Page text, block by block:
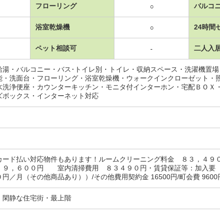
フローリング ○ バルコ
浴室乾燥機 ○ 24時間
ペット相談可 - 二人入
湯・バルコニー・バス･トイレ別・トイレ・収納スペース・洗濯機置
・洗面台・フローリング・浴室乾燥機・ウォークインクローゼット・
洗浄便座・カウンターキッチン・モニタ付インターホン・宅配ＢＯＸ
ボックス・インターネット対応
ード払い対応物件もあります！ルームクリーニング料金 ８３，４
，６００円 室内清掃費用 ８３４９０円・賃貸保証等：加入要（
円／月（その他商品あり））/その他費用契約金 16500円/町会費
閑静な住宅街・最上階